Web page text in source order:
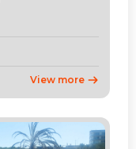
View more